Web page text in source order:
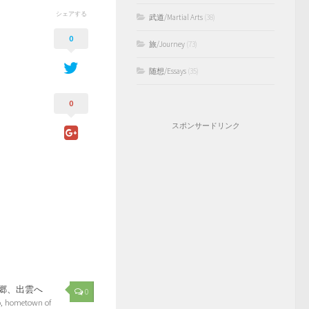
シェアする
0
0
0
、出雲へ
of
武道/Martial Arts (38)
旅/Journey (73)
随想/Essays (35)
スポンサードリンク